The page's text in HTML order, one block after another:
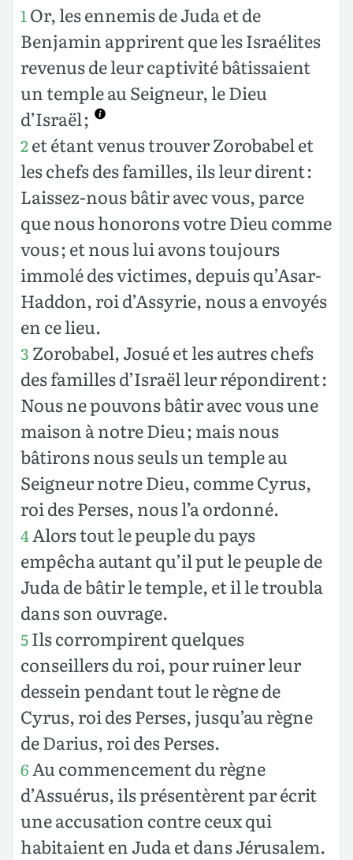
1 Or, les ennemis de Juda et de
Benjamin apprirent que les Israélites
revenus de leur captivité bâtissaient
un temple au Seigneur, le Dieu
d’Israël ;
2et étant venus trouver Zorobabel et
les chefs des familles, ils leur dirent :
Laissez-nous bâtir avec vous, parce
que nous honorons votre Dieu comme
vous ; et nous lui avons toujours
immolé des victimes, depuis qu’Asar-
Haddon, roi d’Assyrie, nous a envoyés
en ce lieu.
3 Zorobabel, Josué et les autres chefs
des familles d’Israël leur répondirent :
Nous ne pouvons bâtir avec vous une
maison à notre Dieu ; mais nous
bâtirons nous seuls un temple au
Seigneur notre Dieu, comme Cyrus,
roi des Perses, nous l’a ordonné.
4Alors tout le peuple du pays
empêcha autant qu’il put le peuple de
Juda de bâtir le temple, et il le troubla
dans son ouvrage.
5Ils corrompirent quelques
conseillers du roi, pour ruiner leur
dessein pendant tout le règne de
Cyrus, roi des Perses, jusqu’au règne
de Darius, roi des Perses.
6Au commencement du règne
d’Assuérus, ils présentèrent par écrit
une accusation contre ceux qui
habitaient en Juda et dans Jérusalem.